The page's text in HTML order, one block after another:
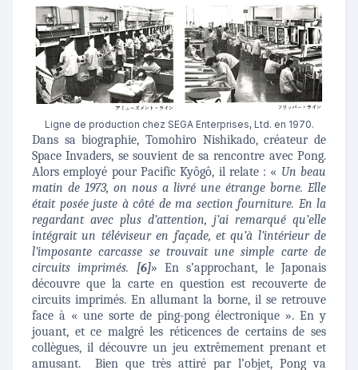
Ligne de production chez SEGA Enterprises, Ltd. en 1970.
Dans sa biographie, Tomohiro Nishikado, créateur de
Space Invaders, se souvient de sa rencontre avec Pong.
Alors employé pour Pacific Kyôgô, il relate : « Un beau
matin de 1973, on nous a livré une étrange borne. Elle
était posée juste à côté de ma section fourniture. En la
regardant avec plus d’attention, j’ai remarqué qu’elle
intégrait un téléviseur en façade, et qu’à l’intérieur de
l’imposante carcasse se trouvait une simple carte de
circuits imprimés.
[6]» En s’approchant, le Japonais
découvre que la carte en question est recouverte de
circuits imprimés. En allumant la borne, il se retrouve
face à « une sorte de ping-pong électronique ». En y
jouant, et ce malgré les réticences de certains de ses
collègues, il découvre un jeu extrêmement prenant et
amusant. Bien que très attiré par l’objet, Pong va